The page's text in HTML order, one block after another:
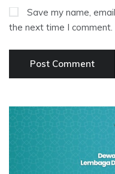
Save my name,
the next time I comment.